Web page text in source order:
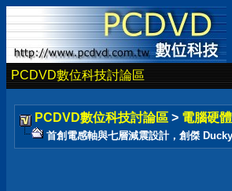
PCDVD數位科技討論區
PCDVD數位科技討論區 > 電腦硬
首創電感軸與七層減震設計，創傑